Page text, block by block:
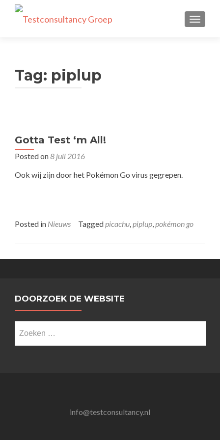
Tag: piplup
Gotta Test ‘m All!
Posted on8 juli 2016
Ook wij zijn door het Pokémon Go virus gegrepen.
Posted in Nieuws Taggedpicachu,piplup,pokémon go
DOORZOEK DE WEBSITE
naar:
info@testconsultancy.nl